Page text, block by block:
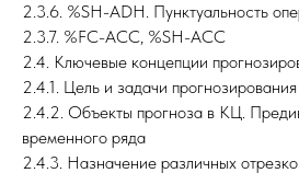
2.3.6. %SH-ADH. Пунктуальность
2.3.7. %FC-ACC, %SH-ACC
2.4. Ключевые концепции
2.4.1. Цель и задачи прогнозирования
2.4.2. Объекты прогноза в КЦ.
временного ряда
2.4.3. Назначение различных